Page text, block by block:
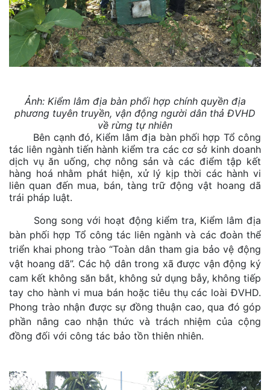
Ảnh: Kiểm lâm địa bàn phối hợp chính quyền địa
phương tuyên truyền, vận động người dân thả ĐVHD
về rừng tự nhiên
Bên cạnh đó, Kiểm lâm địa bàn phối hợp Tổ công
tác liên ngành tiến hành kiểm tra các cơ sở kinh doanh
dịch vụ ăn uống, chợ nông sản và các điểm tập kết
hàng hoá nhằm phát hiện, xử lý kịp thời các hành vi
liên quan đến mua, bán, tàng trữ động vật hoang dã
trái pháp luật.
Song song với hoạt động kiểm tra, Kiểm lâm địa
bàn phối hợp Tổ công tác liên ngành và các đoàn thể
triển khai phong trào “Toàn dân tham gia bảo vệ động
vật hoang dã”. Các hộ dân trong xã được vận động ký
cam kết không săn bắt, không sử dụng bẫy, không tiếp
tay cho hành vi mua bán hoặc tiêu thụ các loài ĐVHD.
Phong trào nhận được sự đồng thuận cao, qua đó góp
phần nâng cao nhận thức và trách nhiệm của cộng
đồng đối với công tác bảo tồn thiên nhiên.